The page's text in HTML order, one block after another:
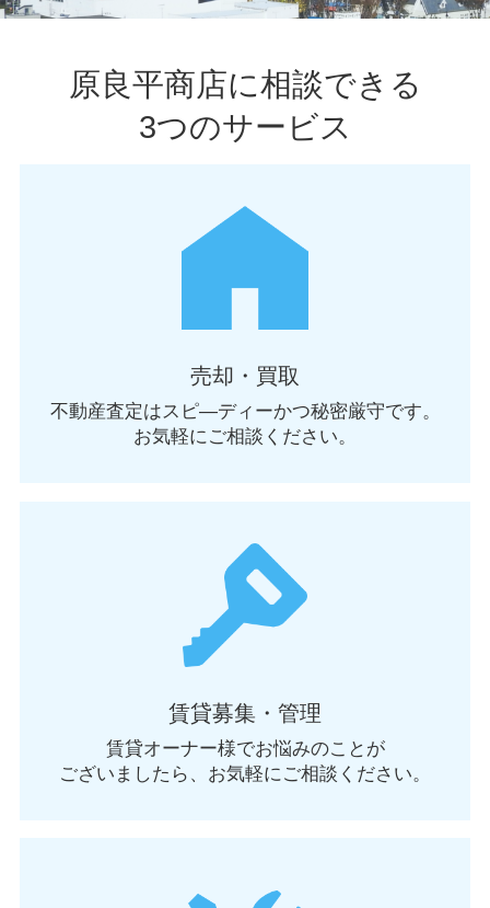
原良平商店に相談できる
3つのサービス
売却・買取
不動産査定はスピ―ディーかつ秘密厳守です。
お気軽にご相談ください。
賃貸募集・管理
賃貸オーナー様でお悩みのことが
ございましたら、お気軽にご相談ください。